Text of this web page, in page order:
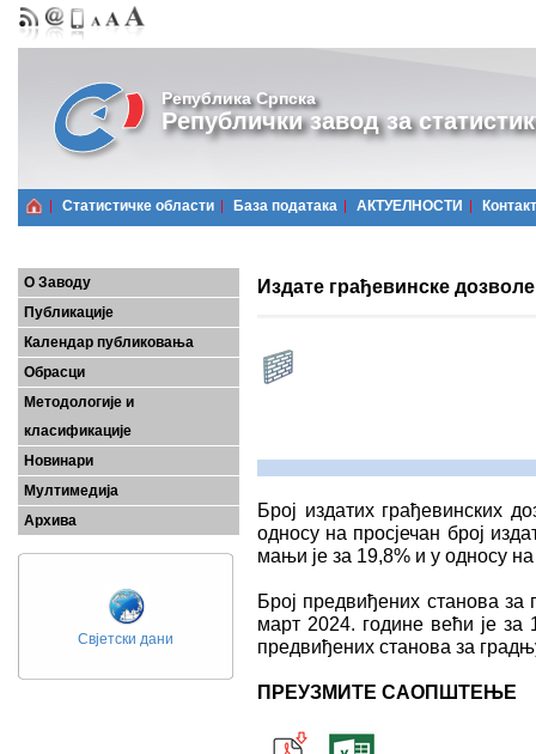
Република Српска
Републички завод за
Статистичке области Базa података АКТУЕЛНОСТИ Контакт
О Заводу
Публикације
Календар публиковања
Обрасци
Методологије и
класификације
Новинари
Мултимедија
Архива
Свјетски дани
Издате грађевинске
Број издатих грађевинских
односу на просјечан број
мањи је за 19,8% и у односу
Број предвиђених станова
март 2024. године већи је за
предвиђених станова за
ПРЕУЗМИТЕ САОПШТЕЊЕ